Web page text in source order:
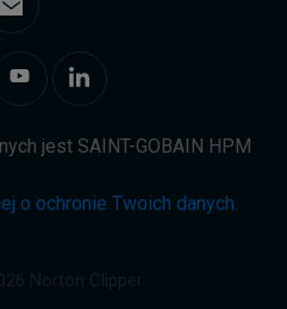
jest SAINT-GOBAIN HPM
o ochronie Twoich danych.